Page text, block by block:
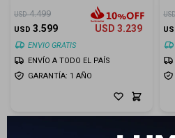
USD 4.499
USD 3.599 USD 3.239
ENVIO GRATIS
GARANTÍA: 1 AÑO
ENVÍO A TODO EL PAÍS
Hogar